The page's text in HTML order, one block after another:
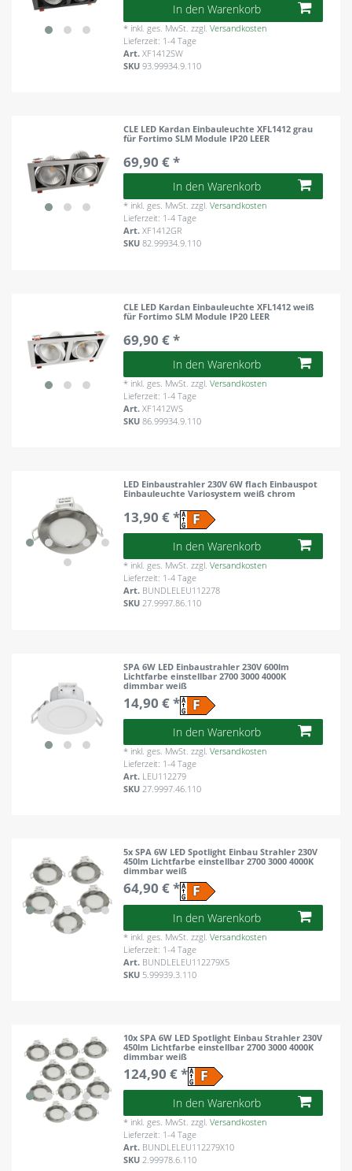
In den Warenkorb
* inkl. ges. MwSt. zzgl.Versandkosten
Lieferzeit: 1-4 Tage
Art.XF1412SW
SKU93.99934.9.110
CLE LED Kardan Einbauleuchte XFL1412 grau
für Fortimo SLM Module IP20 LEER
69,90 € *
In den Warenkorb
* inkl. ges. MwSt. zzgl.Versandkosten
Lieferzeit: 1-4 Tage
Art.XF1412GR
SKU82.99934.9.110
CLE LED Kardan Einbauleuchte XFL1412 weiß
für Fortimo SLM Module IP20 LEER
69,90 € *
In den Warenkorb
* inkl. ges. MwSt. zzgl.Versandkosten
Lieferzeit: 1-4 Tage
Art.XF1412WS
SKU86.99934.9.110
LED Einbaustrahler 230V 6W flach Einbauspot
Einbauleuchte Variosystem weiß chrom
13,90 € *
In den Warenkorb
* inkl. ges. MwSt. zzgl.Versandkosten
Lieferzeit: 1-4 Tage
Art. BUNDLELEU112278
SKU27.9997.86.110
SPA 6W LED Einbaustrahler 230V 600lm
Lichtfarbe einstellbar 2700 3000 4000K
dimmbar weiß
14,90 € *
In den Warenkorb
* inkl. ges. MwSt. zzgl.Versandkosten
Lieferzeit: 1-4 Tage
Art. LEU112279
SKU27.9997.46.110
5x SPA 6W LED Spotlight Einbau Strahler 230V
450lm Lichtfarbe einstellbar 2700 3000 4000K
dimmbar weiß
64,90 € *
In den Warenkorb
* inkl. ges. MwSt. zzgl.Versandkosten
Lieferzeit: 1-4 Tage
Art. BUNDLELEU112279X5
SKU 5.99939.3.110
10x SPA 6W LED Spotlight Einbau Strahler 230V
450lm Lichtfarbe einstellbar 2700 3000 4000K
dimmbar weiß
124,90 € *
In den Warenkorb
* inkl. ges. MwSt. zzgl.Versandkosten
Lieferzeit: 1-4 Tage
Art. BUNDLELEU112279X10
SKU2.99978.6.110